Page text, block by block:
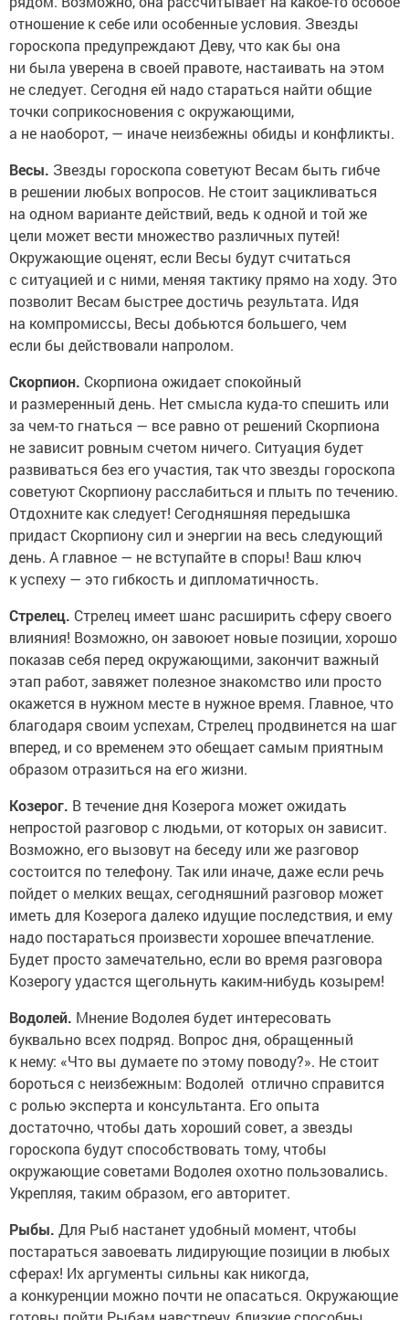
отношение к себе или особенные условия. Звезды
гороскопа предупреждают Деву, что как бы она
ни была уверена в своей правоте, настаивать на этом
не следует. Сегодня ей надо стараться найти общие
точки соприкосновения с окружающими,
а не наоборот, — иначе неизбежны обиды и конфликты.
Весы. Звезды гороскопа советуют Весам быть гибче
в решении любых вопросов. Не стоит зацикливаться
на одном варианте действий, ведь к одной и той же
цели может вести множество различных путей!
Окружающие оценят, если Весы будут считаться
с ситуацией и с ними, меняя тактику прямо на ходу. Это
позволит Весам быстрее достичь результата. Идя
на компромиссы, Весы добьются большего, чем
если бы действовали напролом.
Скорпион. Скорпиона ожидает спокойный
и размеренный день. Нет смысла куда-то спешить или
за чем-то гнаться — все равно от решений Скорпиона
не зависит ровным счетом ничего. Ситуация будет
развиваться без его участия, так что звезды гороскопа
советуют Скорпиону расслабиться и плыть по течению.
Отдохните как следует! Сегодняшняя передышка
придаст Скорпиону сил и энергии на весь следующий
день. А главное — не вступайте в споры! Ваш ключ
к успеху — это гибкость и дипломатичность.
Стрелец. Стрелец имеет шанс расширить сферу своего
влияния! Возможно, он завоюет новые позиции, хорошо
показав себя перед окружающими, закончит важный
этап работ, завяжет полезное знакомство или просто
окажется в нужном месте в нужное время. Главное, что
благодаря своим успехам, Стрелец продвинется на шаг
вперед, и со временем это обещает самым приятным
образом отразиться на его жизни.
Козерог. В течение дня Козерога может ожидать
непростой разговор с людьми, от которых он зависит.
Возможно, его вызовут на беседу или же разговор
состоится по телефону. Так или иначе, даже если речь
пойдет о мелких вещах, сегодняшний разговор может
иметь для Козерога далеко идущие последствия, и ему
надо постараться произвести хорошее впечатление.
Будет просто замечательно, если во время разговора
Козерогу удастся щегольнуть каким-нибудь козырем!
Водолей. Мнение Водолея будет интересовать
буквально всех подряд. Вопрос дня, обращенный
к нему: «Что вы думаете по этому поводу?». Не стоит
бороться с неизбежным: Водолей отлично справится
с ролью эксперта и консультанта. Его опыта
достаточно, чтобы дать хороший совет, а звезды
гороскопа будут способствовать тому, чтобы
окружающие советами Водолея охотно пользовались.
Укрепляя, таким образом, его авторитет.
Рыбы. Для Рыб настанет удобный момент, чтобы
постараться завоевать лидирующие позиции в любых
сферах! Их аргументы сильны как никогда,
а конкуренции можно почти не опасаться. Окружающие